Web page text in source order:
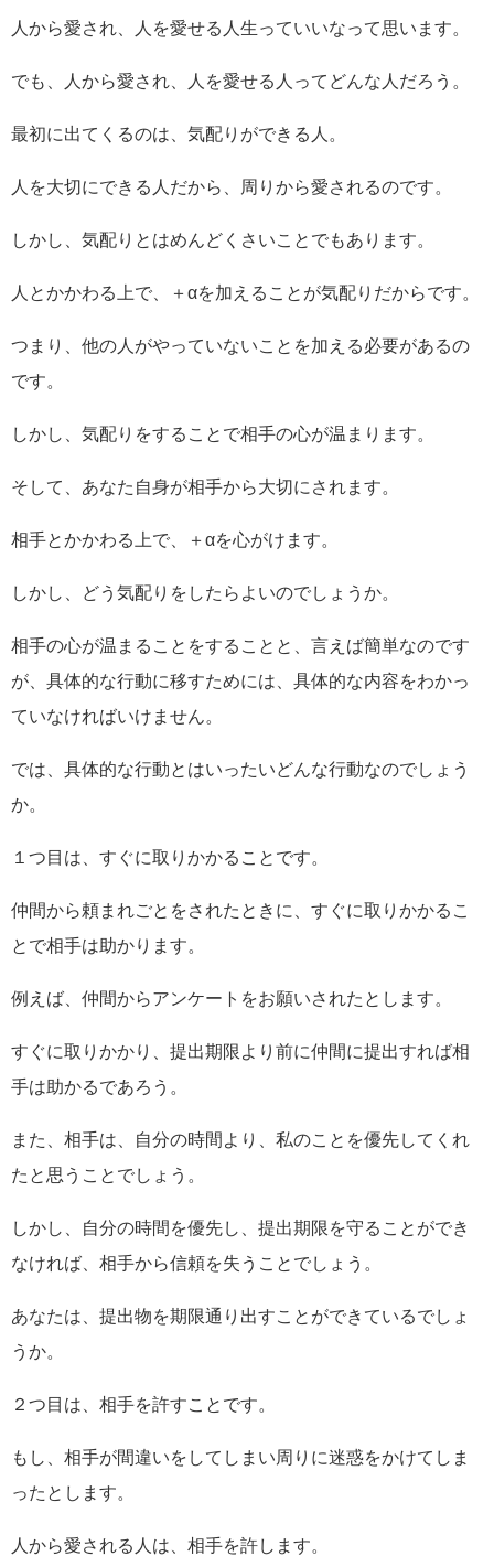
人から愛され、人を愛せる人生っていいなって思います。
でも、人から愛され、人を愛せる人ってどんな人だろう。
最初に出てくるのは、気配りができる人。
人を大切にできる人だから、周りから愛されるのです。
しかし、気配りとはめんどくさいことでもあります。
人とかかわる上で、＋αを加えることが気配りだからです。
つまり、他の人がやっていないことを加える必要があるの
です。
しかし、気配りをすることで相手の心が温まります。
そして、あなた自身が相手から大切にされます。
相手とかかわる上で、＋αを心がけます。
しかし、どう気配りをしたらよいのでしょうか。
相手の心が温まることをすることと、言えば簡単なのです
が、具体的な行動に移すためには、具体的な内容をわかっ
ていなければいけません。
では、具体的な行動とはいったいどんな行動なのでしょう
か。
１つ目は、すぐに取りかかることです。
仲間から頼まれごとをされたときに、すぐに取りかかるこ
とで相手は助かります。
例えば、仲間からアンケートをお願いされたとします。
すぐに取りかかり、提出期限より前に仲間に提出すれば相
手は助かるであろう。
また、相手は、自分の時間より、私のことを優先してくれ
たと思うことでしょう。
しかし、自分の時間を優先し、提出期限を守ることができ
なければ、相手から信頼を失うことでしょう。
あなたは、提出物を期限通り出すことができているでしょ
うか。
２つ目は、相手を許すことです。
もし、相手が間違いをしてしまい周りに迷惑をかけてしま
ったとします。
人から愛される人は、相手を許します。